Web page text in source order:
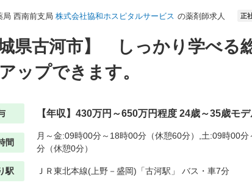
局 西南前支局 株式会社協和ホスピタルサービス の薬剤師求人 正
城県古河市】 しっかり学べる
ップできます。
【年収】430万円～650万円程度 24歳～35歳モ
間
月～金:09時00分～18時00分（休憩60分）,土:09時00分
分（休憩0分）
駅 ＪＲ東北本線(上野－盛岡)「古河駅」 バス・車7分